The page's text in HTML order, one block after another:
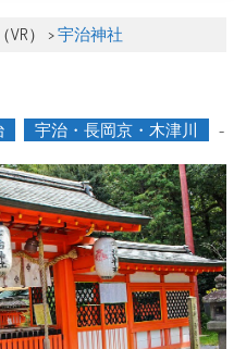
） >宇治神社
宇治・長岡京・木津川 -